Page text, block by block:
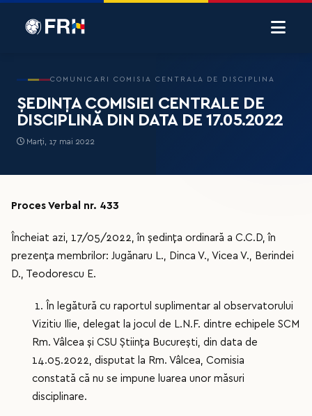
COMUNICARI COMISIA CENTRALA DE DISCIPLINA
ȘEDINȚA COMISIEI CENTRALE DE
DISCIPLINĂ DIN DATA DE 17.05.2022
Marți, 17 mai 2022
Proces Verbal nr. 433
Încheiat azi, 17/05/2022, în ședința ordinară a C.C.D, în
prezența membrilor: Jugănaru L., Dinca V., Vicea V., Berindei
D., Teodorescu E.
1. În legătură cu raportul suplimentar al observatorului
Vizitiu Ilie, delegat la jocul de L.N.F. dintre echipele SCM
Rm. Vâlcea și CSU Știința București, din data de
14.05.2022, disputat la Rm. Vâlcea, Comisia
constată că nu se impune luarea unor măsuri
disciplinare.